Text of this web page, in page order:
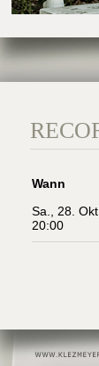
Wann
Sa., 28.
20:00